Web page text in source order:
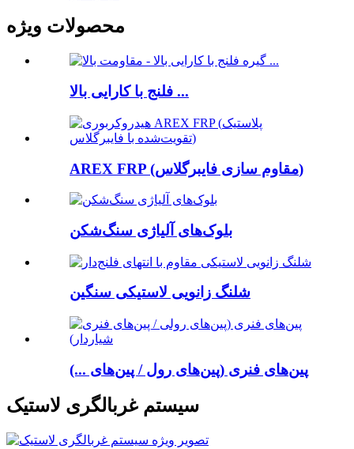
محصولات ویژه
فلنج با کارایی بالا ...
AREX FRP (مقاوم سازی فایبرگلاس)
بلوک‌های آلیاژی سنگ‌شکن
شلنگ زانویی لاستیکی سنگین
پین‌های فنری (پین‌های رول / پین‌های ...)
سیستم غربالگری لاستیک